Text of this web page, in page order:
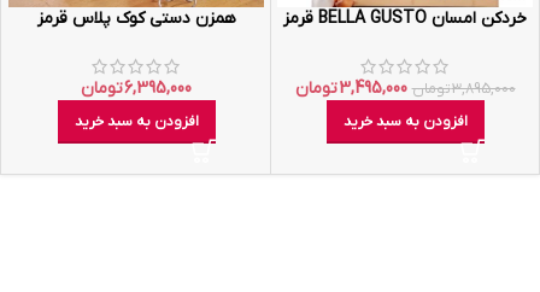
خردکن امسان BELLA GUSTO قرمز
3,895,000تومان 3,495,000تومان
افزودن به سبد خرید
همزن دستی کوک پلاس قرمز
6,395,000تومان
افزودن به سبد خرید